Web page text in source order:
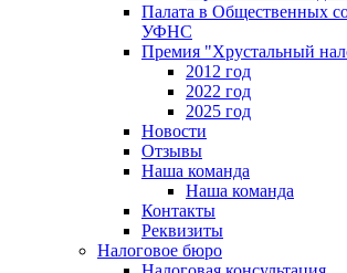
Палата в Общественных
УФНС
Премия "Хрустальный
2012 год
2022 год
2025 год
Новости
Отзывы
Наша команда
Наша команда
Контакты
Реквизиты
Налоговое бюро